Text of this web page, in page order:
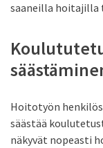
saaneilla
Hoitotyön
säästää
näkyvät nopeasti